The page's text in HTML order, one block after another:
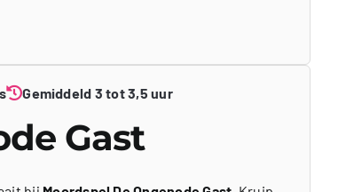
Gemiddeld 3 tot 3,5 uur
Gast